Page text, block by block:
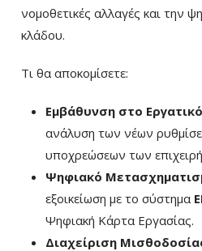
νομοθετικές αλλαγές και την
κλάδου.
Τι θα αποκομίσετε:
Εμβάθυνση στο
ανάλυση των νέων
υποχρεώσεων των
Ψηφιακό
εξοικείωση με το σύστημα
Ψηφιακή Κάρτα Εργασίας.
Διαχείριση